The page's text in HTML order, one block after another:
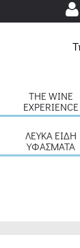
THE WINE
EXPERIENCE
ΛΕΥΚΆ ΕΊΔΗ
ΥΦΆΣΜΑΤΑ